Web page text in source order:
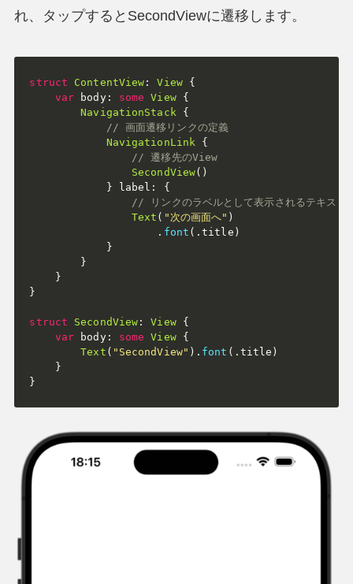
れ、タップするとSecondViewに遷移します。
struct ContentView : View
{
var body: some View
{
NavigationStack
{
// 画面遷移リンクの定義
NavigationLink
{
// 遷移先のView
SecondView( )
} label :
{
// リンクのラベルとして表示されるテキスト
Text ( "次の画面へ" )
. font ( .title )
}
}
}
}
struct SecondView : View
{
var body: some View
{
Text ( "SecondView" ) . font ( . title )
}
}